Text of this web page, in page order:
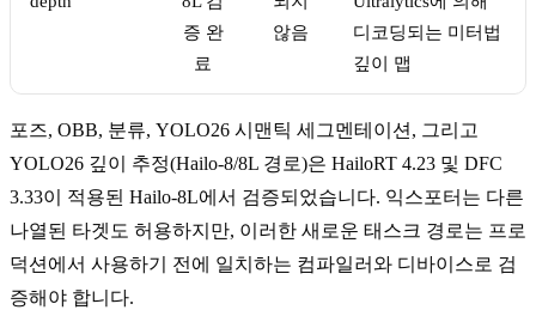
증 완
료
않음
디코딩되는 미터법
깊이 맵
포즈, OBB, 분류, YOLO26 시맨틱 세그멘테이션, 그리고
YOLO26 깊이 추정(Hailo-8/8L 경로)은 HailoRT 4.23 및 DFC
3.33이 적용된 Hailo-8L에서 검증되었습니다. 익스포터는 다른
나열된 타겟도 허용하지만, 이러한 새로운 태스크 경로는 프로
덕션에서 사용하기 전에 일치하는 컴파일러와 디바이스로 검
증해야 합니다.